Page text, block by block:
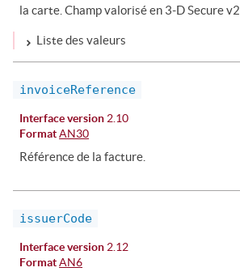
la carte. Champ valorisé en 3-D Secure v2.
Liste des valeurs
invoiceReference
Interface version 2.10
Format AN30
Référence de la facture.
issuerCode
Interface version 2.12
Format AN6